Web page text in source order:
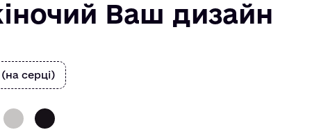
Ваш дизайн
серці)